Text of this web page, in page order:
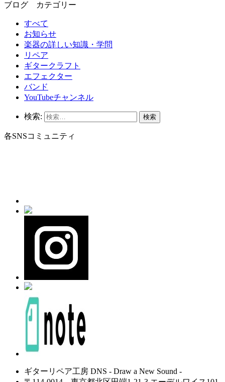
ブログ カテゴリー
すべて
お知らせ
楽器の詳しい知識・学問
リペア
ギタークラフト
エフェクター
バンド
YouTubeチャンネル
検索:
各SNSコミュニティ
ギターリペア工房 DNS - Draw a New Sound -